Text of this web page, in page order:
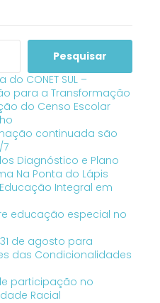
Pesquisar
CONET SUL –
para a Transformação
do Censo Escolar
continuada são
Diagnóstico e Plano
Na Ponta do Lápis
Integral em
educação especial no
de agosto para
das Condicionalidades
participação no
Racial